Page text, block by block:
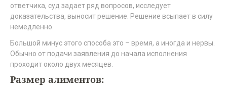
ответчика, суд задает ряд вопросов, исследует
доказательства, выносит решение. Решение всыпает в силу
немедленно.
Большой минус этого способа это – время, а иногда и нервы.
Обычно от подачи заявления до начала исполнения
проходит около двух месяцев.
Размер алиментов: